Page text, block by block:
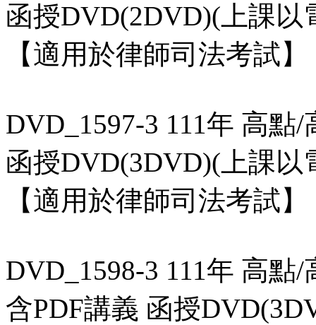
函授DVD(2DVD)(上課
【適用於律師司法考試】
DVD_1597-3 111年 高點
函授DVD(3DVD)(上課
【適用於律師司法考試】
DVD_1598-3 111年 高點
含PDF講義 函授